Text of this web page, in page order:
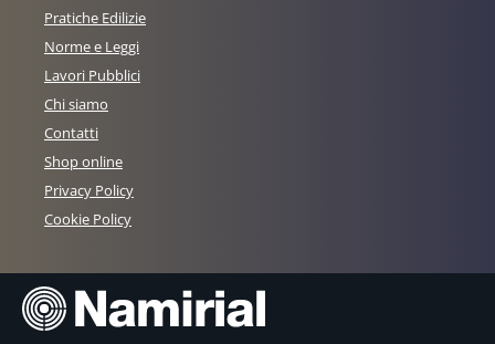
Pratiche Edilizie
Norme e Leggi
Lavori Pubblici
Chi siamo
Contatti
Shop online
Privacy Policy
Cookie Policy